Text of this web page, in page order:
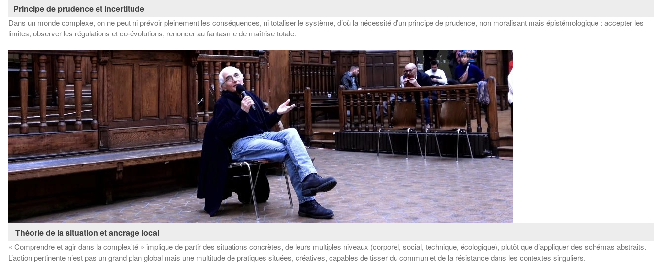
Principe de prudence et incertitude
Dans un monde complexe, on ne peut ni prévoir pleinement les conséquences, ni totaliser le système, d’où la nécessité d’un principe de prudence, non moralisant mais épistémologique : accepter les
limites, observer les régulations et co‑évolutions, renoncer au fantasme de maîtrise totale.
​ Théorie de la situation et ancrage local
« Comprendre et agir dans la complexité » implique de partir des situations concrètes, de leurs multiples niveaux (corporel, social, technique, écologique), plutôt que d’appliquer des schémas abstraits.
L’action pertinente n’est pas un grand plan global mais une multitude de pratiques situées, créatives, capables de tisser du commun et de la résistance dans les contextes singuliers. ​